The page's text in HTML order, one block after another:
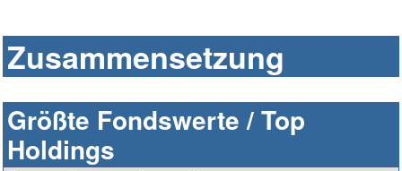
Zusammensetzung
Größte Fondswerte / Top
Holdings